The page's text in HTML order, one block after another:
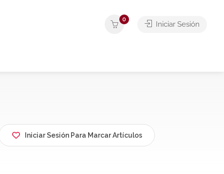
0
Iniciar Sesión
Iniciar Sesión Para Marcar Artículos